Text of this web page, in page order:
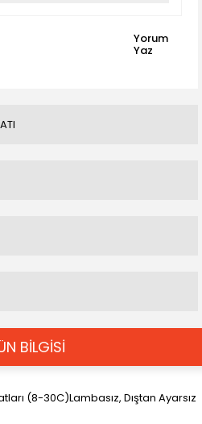
Yorum
Yaz
BİLGİSİ
(8-30C)Lambasız, Dıştan Ayarsız